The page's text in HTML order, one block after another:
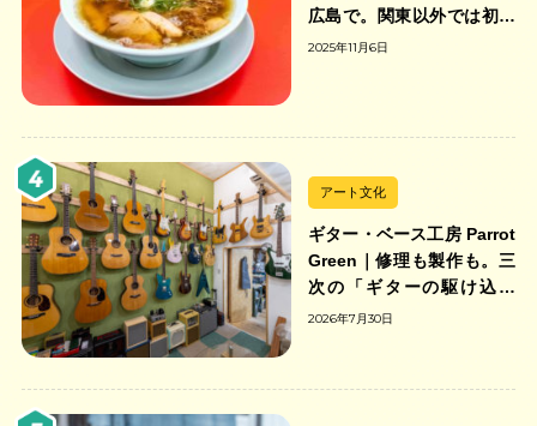
広島で。関東以外では初の
「ちゃんのれん組合」加盟
2025年11月6日
アート文化
ギター・ベース工房 Parrot
Green｜修理も製作も。三
次の「ギターの駆け込み
寺」
2026年7月30日